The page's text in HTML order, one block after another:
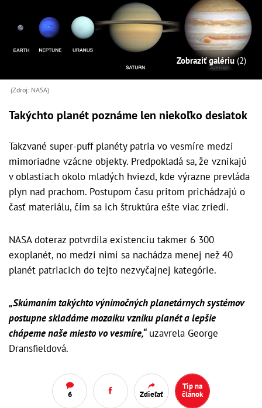
Zobraziť galériu(2)
(Zdroj: NASA)
Takýchto planét poznáme len niekoľko desiatok
Takzvané super-puff planéty patria vo vesmíre medzi
mimoriadne vzácne objekty. Predpokladá sa, že vznikajú
v oblastiach okolo mladých hviezd, kde výrazne prevláda
plyn nad prachom. Postupom času pritom prichádzajú o
časť materiálu, čím sa ich štruktúra ešte viac zriedi.
NASA doteraz potvrdila existenciu takmer 6 300
exoplanét, no medzi nimi sa nachádza menej než 40
planét patriacich do tejto nezvyčajnej kategórie.
„Skúmaním takýchto výnimočných planetárnych systémov
postupne skladáme mozaiku vzniku planét a lepšie
chápeme naše miesto vo vesmíre,“uzavrela George
Dransfieldová.
6 Zdieľať
Tip na
článok